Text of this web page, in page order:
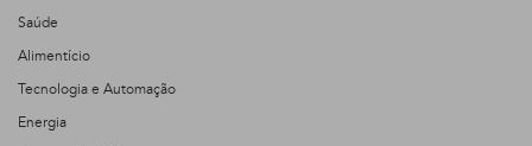
Saúde
Alimentício
Tecnologia e Automação
Energia